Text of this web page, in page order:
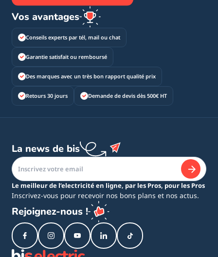
Vos avantages
Conseils experts par tél, mail ou chat
Garantie satisfait ou remboursé
Des marques avec un très bon rapport qualité prix
Retours 30 jours Demande de devis dès 500€ HT
La news de bis
Le meilleur de l’electricité en ligne, par les Pros, pour les Pros
Inscrivez-vous pour recevoir nos bons plans et nos actus.
Rejoignez-nous !